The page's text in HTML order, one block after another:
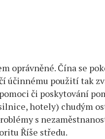
oprávněné. Čína se
účinnému použití tak
či poskytování
hotely) chudým
s
Říše středu.